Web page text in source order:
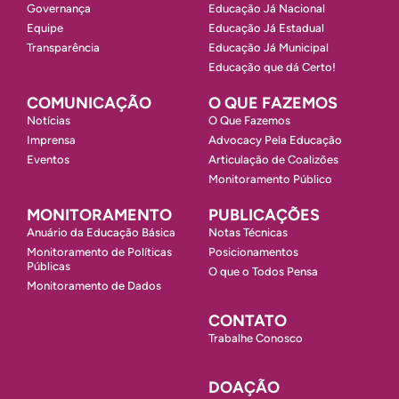
Governança
Equipe
Transparência
Educação Já Nacional
Educação Já Estadual
Educação Já Municipal
Educação que dá Certo!
COMUNICAÇÃO
Notícias
Imprensa
Eventos
O QUE FAZEMOS
O Que Fazemos
Advocacy Pela Educação
Articulação de Coalizões
Monitoramento Público
MONITORAMENTO
Anuário da Educação Básica
Monitoramento de Políticas
Públicas
Monitoramento de Dados
PUBLICAÇÕES
Notas Técnicas
Posicionamentos
O que o Todos Pensa
CONTATO
Trabalhe Conosco
DOAÇÃO